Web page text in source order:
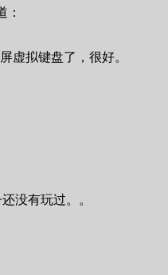
：
虚拟键盘了，很好。
没有玩过。。